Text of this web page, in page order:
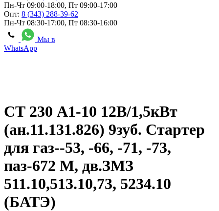
Пн-Чт 09:00-18:00, Пт 09:00-17:00
Опт: 8 (343) 288-39-62
Пн-Чт 08:30-17:00, Пт 08:30-16:00
Мы в
WhatsApp
СТ 230 А1-10 12В/1,5кВт
(ан.11.131.826) 9зуб. Стартер
для газ--53, -66, -71, -73,
паз-672 М, дв.ЗМЗ
511.10,513.10,73, 5234.10
(БАТЭ)